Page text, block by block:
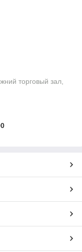
торговый зал,